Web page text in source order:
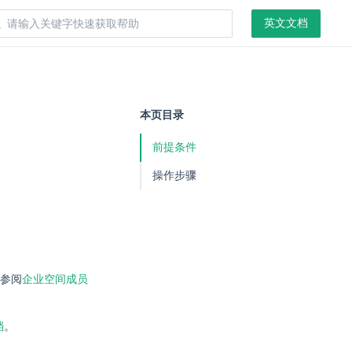
英文文档
阅企业空间成员
。
本页目录
前提条件
操作步骤